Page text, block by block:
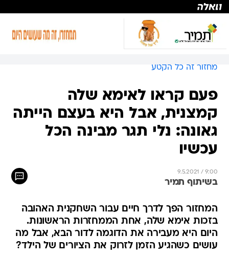
מחזור זה כל הקטע
פעם קראו לאימא שלה
קמצנית, אבל היא בעצם הייתה
גאונה: נלי תגר מבינה הכל
עכשיו
9.5.2021 / 9:00
בשיתוף תמיר
המחזור הפך לדרך חיים עבור השחקנית האהובה
בזכות אימא שלה, אחת הממחזרות הראשונות.
היום היא מעבירה את הדוגמה לדור הבא, אבל מה
עושים כשהגיע הזמן לזרוק את הציורים של הילד?